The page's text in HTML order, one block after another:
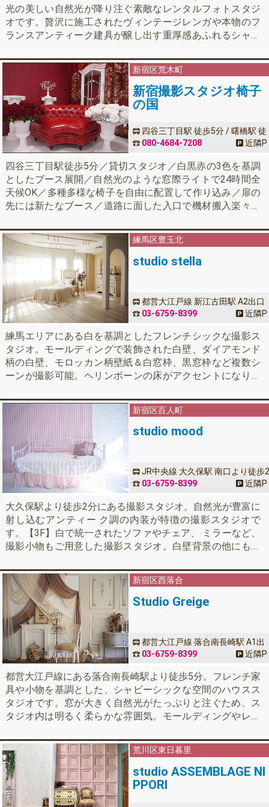
光の美しい自然光が降り注ぐ素敵なレンタルフォトスタジ
オです。贅沢に施工されたヴィンテージレンガや本物のフ
ランスアンティーク建具が醸し出す重厚感あふれるシャビ
の背景で、商用利用、コスプレ撮影、宣材撮影、ウェディ
ングフォト撮影、動画撮影…など、幅広く多彩な撮影に対
応可能です。
新宿区荒木町
新宿撮影スタジオ椅子
の国
四谷三丁目駅 徒歩5分 / 曙橋駅 徒
歩7分
近隣P
080-4684-7208
四谷三丁目駅徒歩5分／貸切スタジオ／白黒赤の3色を基調
としたブース展開／自然光のような窓際ライトで24時間全
天候OK／多種多様な椅子を自由に配置して作り込み／扉の
先には新たなブース／道路に面した入口で機材搬入楽々／
練馬区豊玉北
studio stella
都営大江戸線 新江古田駅 A2出口
徒歩30秒
近隣P
03-6759-8399
練馬エリアにある白を基調としたフレンチシックな撮影ス
タジオ。モールディングで装飾された白壁、ダイアモンド
柄の白壁、モロッカン柄壁紙＆白窓枠、黒窓枠など複数シ
ーンが撮影可能。ヘリンボーンの床がアクセントになり、
で撮影が出来ます。グリーンや小物、マントルピースもあ
り撮影時の背景のポイントとして活用いただけます。
新宿区百人町
studio mood
JR中央線 大久保駅 南口より徒歩2
分
近隣P
03-6759-8399
大久保駅より徒歩2分にある撮影スタジオ。自然光が豊富に
射し込むアンティー ク調の内装が特徴の撮影スタジオで
す。【3F】白で統一されたソファやチェア、 ミラーなど、
撮影小物もご用意した撮影スタジオ。白壁背景の他にも、
青を基調とした可愛らしい室内 で撮影可能。緑豊かなベラ
ンダもあり、屋外シーンの撮影も可能です。
新宿区西落合
Studio Greige
都営大江戸線 落合南長崎駅 A1出
口 徒歩7分
近隣P
03-6759-8399
都営大江戸線にある落合南長崎駅より徒歩5分。フレンチ家
具や小物を基調とした、シャビーシックな空間のハウスス
タジオです。窓が大きく自然光がたっぷりと注ぐため、ス
タジオ内は明るく柔らかな雰囲気。モールディングやレン
やレフ板などの撮影機材も充実しています。
荒川区東日暮里
studio ASSEMBLAGE NI
PPORI